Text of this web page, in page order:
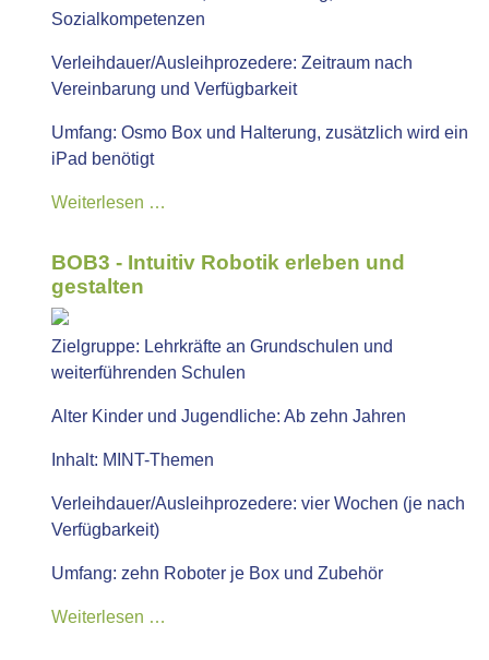
Sozialkompetenzen
Verleihdauer/Ausleihprozedere: Zeitraum nach
Vereinbarung und Verfügbarkeit
Umfang: Osmo Box und Halterung, zusätzlich wird ein
iPad benötigt
Weiterlesen …
BOB3 - Intuitiv Robotik erleben und
gestalten
Zielgruppe: Lehrkräfte an Grundschulen und
weiterführenden Schulen
Alter Kinder und Jugendliche: Ab zehn Jahren
Inhalt: MINT-Themen
Verleihdauer/Ausleihprozedere: vier Wochen (je nach
Verfügbarkeit)
Umfang: zehn Roboter je Box und Zubehör
Weiterlesen …